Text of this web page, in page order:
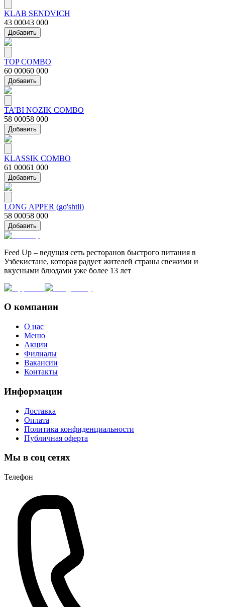
KLAB SENDVICH
43 00043 000
Добавить
TOP COMBO
60 00060 000
Добавить
TA’BI NOZIK COMBO
58 00058 000
Добавить
KLASSIK COMBO
61 00061 000
Добавить
LONG APPER (go'shtli)
58 00058 000
Добавить
Feed Up – ведущая сеть ресторанов быстрого питания в
Узбекистане, которая радует жителей страны свежими и
вкусными блюдами уже более 13 лет
О компании
О нас
Меню
Акции
Филиалы
Вакансии
Контакты
Информации
Доставка
Оплата
Политика конфиденциальности
Публичная оферта
Мы в соц сетях
Телефон